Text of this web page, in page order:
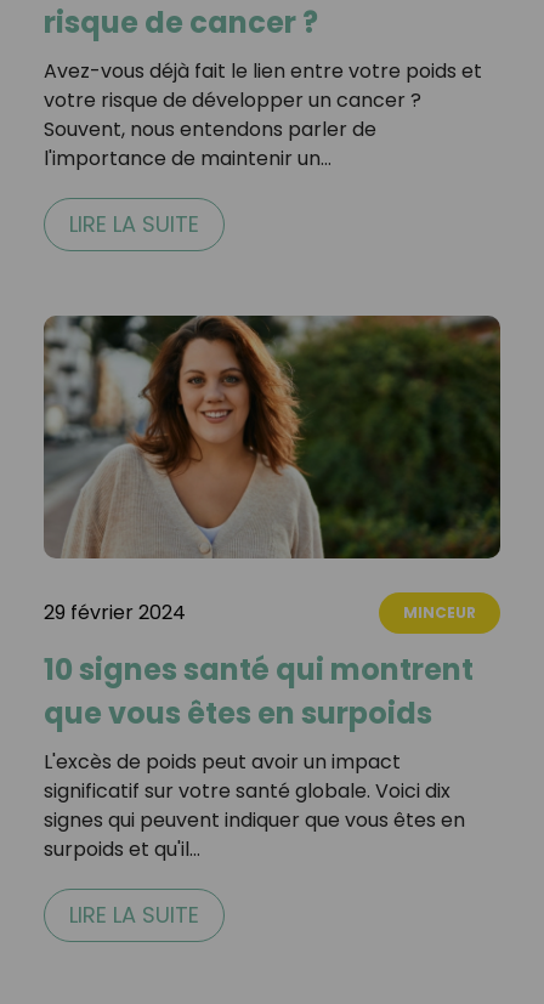
risque de cancer ?
Avez-vous déjà fait le lien entre votre poids et
votre risque de développer un cancer ?
Souvent, nous entendons parler de
l'importance de maintenir un…
LIRE LA SUITE
29 février 2024 MINCEUR
10 signes santé qui montrent
que vous êtes en surpoids
L'excès de poids peut avoir un impact
significatif sur votre santé globale. Voici dix
signes qui peuvent indiquer que vous êtes en
surpoids et qu'il…
LIRE LA SUITE